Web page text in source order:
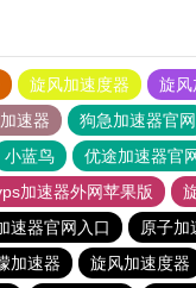
旋风加速度器
旋风
速器
狗急加速器官网
小蓝鸟 优途加速器官
加速器外网苹果版
速器官网入口
原子加
加速器 旋风加速度器